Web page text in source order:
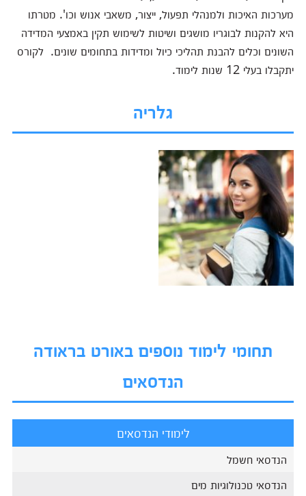
מערכות האיכות ולמנהלי תפעול, ייצור, משאבי אנוש וכו'. מטרתו
היא להקנות לבוגריו מושגים ושיטות לשימוש תקין באמצעי המדידה
השונים וכלים להבנת תהליכי כיול ומדידות בתחומים שונים. לקורס
יתקבלו בעלי 12 שנות לימוד.
גלריה
תחומי לימוד נוספים באורט בראודה
הנדסאים
לימודי הנדסאים
הנדסאי חשמל
הנדסאי טכנולוגיות מים